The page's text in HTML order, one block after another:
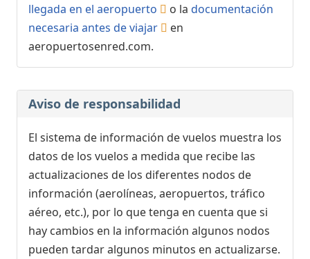
llegada en el aeropuerto
o la documentación
necesaria antes de viajar
en
aeropuertosenred.com.
Aviso de responsabilidad
El sistema de información de vuelos muestra los
datos de los vuelos a medida que recibe las
actualizaciones de los diferentes nodos de
información (aerolíneas, aeropuertos, tráfico
aéreo, etc.), por lo que tenga en cuenta que si
hay cambios en la información algunos nodos
pueden tardar algunos minutos en actualizarse.